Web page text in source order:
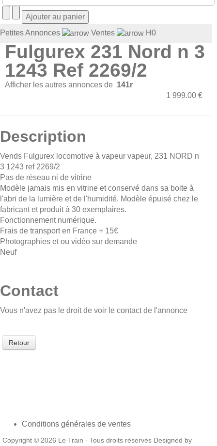
Petites Annonces Ventes H0
Fulgurex 231 Nord n 3
1243 Ref 2269/2
Afficher les autres annonces de 141r
1 999.00 €
Description
Vends Fulgurex locomotive à vapeur vapeur, 231 NORD n
3 1243 ref 2269/2
Pas de réseau ni de vitrine
Modèle jamais mis en vitrine et conservé dans sa boite à
l'abri de la lumière et de l'humidité. Modèle épuisé chez le
fabricant et produit à 30 exemplaires.
Fonctionnement numérique.
Frais de transport en France + 15€
Photographies et ou vidéo sur demande
Neuf
Contact
Vous n'avez pas le droit de voir le contact de l'annonce
Retour
Conditions générales de ventes
Copyright © 2026 Le Train - Tous droits réservés Designed by